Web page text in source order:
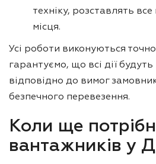
техніку, розставлять все
місця.
Усі роботи виконуються
гарантуємо, що всі дії
відповідно до вимог
безпечного перевезення.
Коли ще
вантажників у